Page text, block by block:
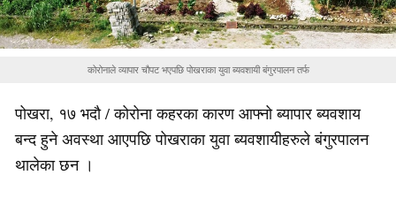
कोरोनाले व्यापार चौपट भएपछि पोखराका युवा ब्यवशायी बंगुरपालन तर्फ
पोखरा, १७ भदौ / कोरोना कहरका कारण आफ्नो ब्यापार ब्यवशाय
बन्द हुने अवस्था आएपछि पोखराका युवा ब्यवशायीहरुले बंगुरपालन
थालेका छन ।